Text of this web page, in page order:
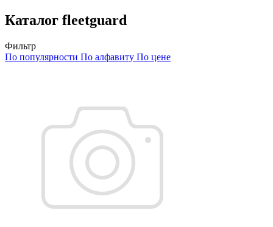
Каталог fleetguard
Фильтр
По популярности По алфавиту По цене